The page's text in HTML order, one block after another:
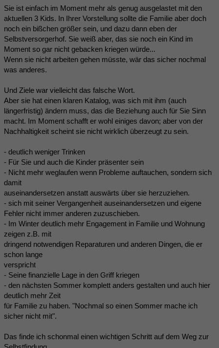
Sie ist einfach im Moment mehr als genug ausgelastet mit den
aktuellen 3 Kids. In Ihrer Vorstellung sollte die Familie aber doch
noch ein bißchen größer sein, und dazu dann eben der
Selbstversorgerhof. Sie weiß aber, das sie noch ein Kind im
Moment so gar nicht gebacken kriegen würde...
Wenn sie nicht arbeiten gehen müsste, wär das sicher nochmal
was anderes.
Und Ziele war vielleicht das falsche Wort.
Aber sie hat einen klaren Katalog, was sich mit ihm (auch
längerfristig) ändern muss, das die Beziehung auch für Sie Sinn
macht. Im Moment schafft er wohl einiges davon; aber von der
Nachhaltigkeit scheint sie nicht wirklich überzeugt zu sein.
- deutlich weniger Trinken
- Für Sie und auch die Kinder präsenter sein
- Nicht mehr weglaufen wenn Probleme auftauchen, sondern sich
damit
auseinandersetzen anstatt auswärts über sie herzuziehen.
- sich mit seiner Vergangenheit auseinandersetzen und eigene
Fehler nicht immer anderen zuzuschieben.
- Im Winter deutlich mehr Engagement in Familie und Wohnung
zeigen z.B. mit
dringend notwendigen Reparaturen und anderen Dingen, die er
schon lange
verspricht
- Seine finanzielle Lage in den Griff kriegen
- den nächsten Sommer komplett anders gestalten und auch hier
deutlich mehr Zeit
für Familie zu haben. "Nochmal so einen Sommer mache ich
sicher nicht mit".
Das finde ich schonmal einen wichtigen Schritt auf dem Weg zur